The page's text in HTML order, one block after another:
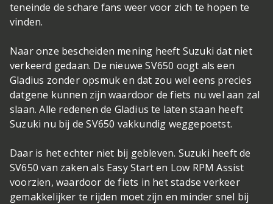
teneinde de schare fans weer voor zich te hopen te
vinden.
Naar onze bescheiden mening heeft Suzuki dat niet
verkeerd gedaan. De nieuwe SV650 oogt als een
Gladius zonder opsmuk en dat zou wel eens precies
datgene kunnen zijn waardoor de fiets nu wel aan zal
slaan. Alle redenen de Gladius te laten staan heeft
Suzuki nu bij de SV650 vakkundig weggepoetst.
Daar is het echter niet bij gebleven. Suzuki heeft de
SV650 van zaken als Easy Start en Low RPM Assist
voorzien, waardoor de fiets in het stadse verkeer
gemakkelijker te rijden moet zijn en minder snel bij